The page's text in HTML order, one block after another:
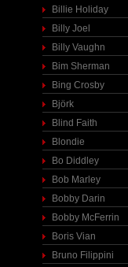
Billie Holiday
Billy Joel
Billy Vaughn
Bim Sherman
Bing Crosby
Björk
Blind Faith
Blondie
Bo Diddley
Bob Marley
Bobby Darin
Bobby McFerrin
Boris Vian
Bruno Filippini